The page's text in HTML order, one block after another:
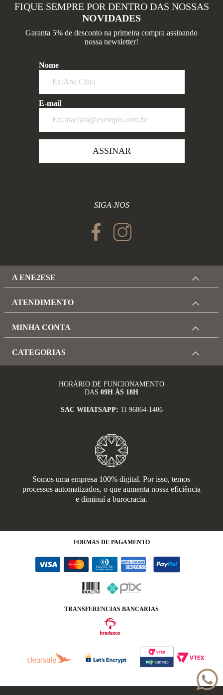
FIQUE SEMPRE POR DENTRO DAS NOSSAS
NOVIDADES
Garanta 5% de desconto na primeira compra assinando
nossa newsletter!
Nome
E-mail
ASSINAR
SIGA-NOS
A ENE2ESE
ATENDIMENTO
MINHA CONTA
CATEGORIAS
HORÁRIO DE FUNCIONAMENTO
DAS 09H ÀS 18H
SAC WHATSAPP: 11 96864-1406
Somos uma empresa 100% digital. Por isso, temos
processos automatizados, o que aumenta nossa eficiência
e diminuí a burocracia.
FORMAS DE PAGAMENTO
TRANSFERENCIAS BANCARIAS